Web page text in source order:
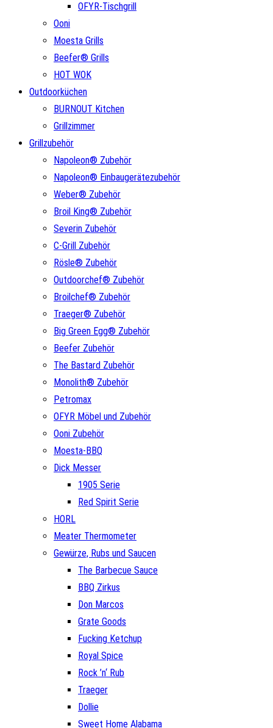
OFYR-Tischgrill
Ooni
Moesta Grills
Beefer® Grills
HOT WOK
Outdoorküchen
BURNOUT Kitchen
Grillzimmer
Grillzubehör
Napoleon® Zubehör
Napoleon® Einbaugerätezubehör
Weber® Zubehör
Broil King® Zubehör
Severin Zubehör
C-Grill Zubehör
Rösle® Zubehör
Outdoorchef® Zubehör
Broilchef® Zubehör
Traeger® Zubehör
Big Green Egg® Zubehör
Beefer Zubehör
The Bastard Zubehör
Monolith® Zubehör
Petromax
OFYR Möbel und Zubehör
Ooni Zubehör
Moesta-BBQ
Dick Messer
1905 Serie
Red Spirit Serie
HORL
Meater Thermometer
Gewürze, Rubs und Saucen
The Barbecue Sauce
BBQ Zirkus
Don Marcos
Grate Goods
Fucking Ketchup
Royal Spice
Rock ’n‘ Rub
Traeger
Dollie
Sweet Home Alabama